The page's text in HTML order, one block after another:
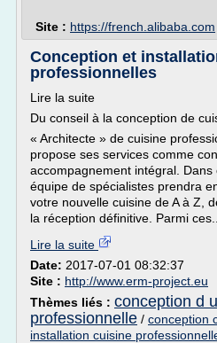
Site : https://french.alibaba.com
Conception et
professionnelles
Lire la suite
Du conseil à la conception de
« Architecte » de cuisine
propose ses services comme
accompagnement intégral.
équipe de spécialistes prendra
votre nouvelle cuisine de A à Z,
la réception définitive. Parmi ces...
Lire la suite
Date: 2017-07-01 08:32:37
Site : http://www.erm-project.eu
Thèmes liés : conception d
professionnelle / conception
installation cuisine